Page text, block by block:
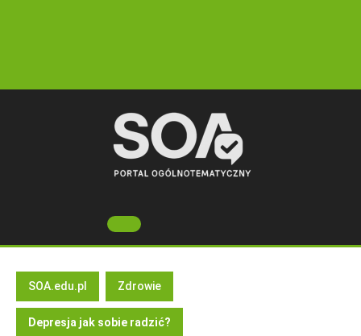
Open
Button
SOA.edu.pl Zdrowie
Depresja jak sobie radzić?